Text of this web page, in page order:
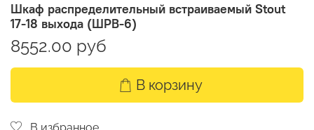
Шкаф распределительный встраиваемый Stout
17-18 выхода (ШРВ-6)
8552.00 руб
В корзину